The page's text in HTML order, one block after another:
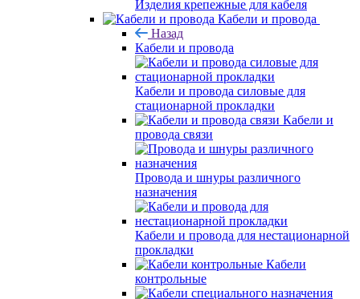
Изделия крепежные для кабеля
Кабели и провода
Назад
Кабели и провода
Кабели и провода силовые для
стационарной прокладки
Кабели и
провода связи
Провода и шнуры различного
назначения
Кабели и провода для нестационарной
прокладки
Кабели
контрольные